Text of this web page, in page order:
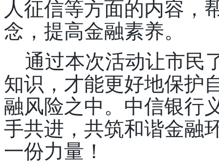
人征信等方面的内容，
念，提高金融素养。
通过本次活动让市民
知识，才能更好地保护
融风险之中。 中信银行
手共进，共筑和谐金融
一份力量！